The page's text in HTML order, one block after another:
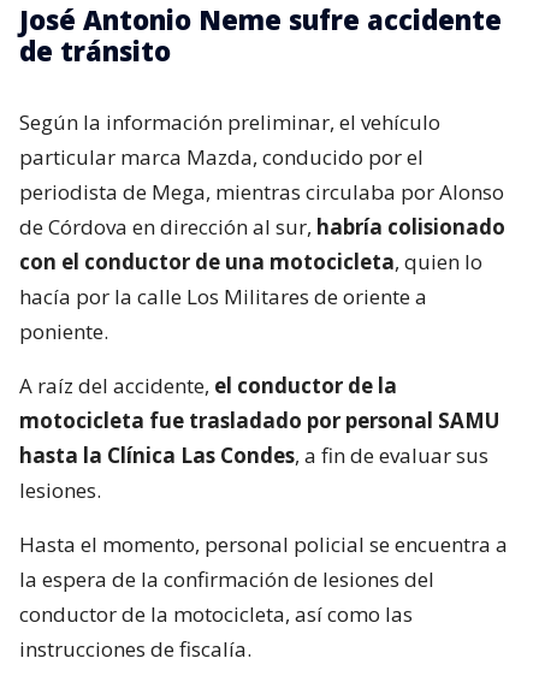
José Antonio Neme sufre accidente
de tránsito
Según la información preliminar, el vehículo
particular marca Mazda, conducido por el
periodista de Mega, mientras circulaba por Alonso
de Córdova en dirección al sur, habría colisionado
con el conductor de una motocicleta, quien lo
hacía por la calle Los Militares de oriente a
poniente.
A raíz del accidente, el conductor de la
motocicleta fue trasladado por personal SAMU
hasta la Clínica Las Condes, a fin de evaluar sus
lesiones.
Hasta el momento, personal policial se encuentra a
la espera de la confirmación de lesiones del
conductor de la motocicleta, así como las
instrucciones de fiscalía.